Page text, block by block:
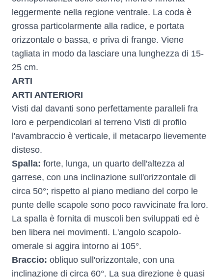
leggermente nella regione ventrale. La coda è
grossa particolarmente alla radice, e portata
orizzontale o bassa, e priva di frange. Viene
tagliata in modo da lasciare una lunghezza di 15-
25 cm.
ARTI
ARTI ANTERIORI
Visti dal davanti sono perfettamente paralleli fra
loro e perpendicolari al terreno Visti di profilo
l'avambraccio è verticale, il metacarpo lievemente
disteso.
Spalla: forte, lunga, un quarto dell'altezza al
garrese, con una inclinazione sull'orizzontale di
circa 50°; rispetto al piano mediano del corpo le
punte delle scapole sono poco ravvicinate fra loro.
La spalla è fornita di muscoli ben sviluppati ed è
ben libera nei movimenti. L'angolo scapolo-
omerale si aggira intorno ai 105°.
Braccio: obliquo sull'orizzontale, con una
inclinazione di circa 60°. La sua direzione è quasi